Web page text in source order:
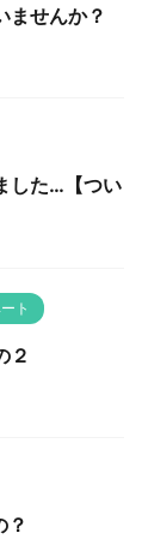
ませんか？
した…【つい
ト
２
？